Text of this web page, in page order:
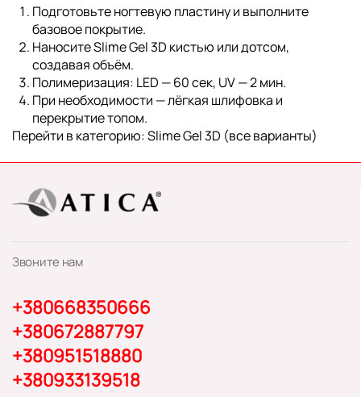
Подготовьте ногтевую пластину и выполните
базовое покрытие.
Наносите Slime Gel 3D кистью или дотсом,
создавая объём.
Полимеризация: LED — 60 сек, UV — 2 мин.
При необходимости — лёгкая шлифовка и
перекрытие топом.
Перейти в категорию:Slime Gel 3D (все варианты)
Звоните нам
+380668350666
+380672887797
+380951518880
+380933139518